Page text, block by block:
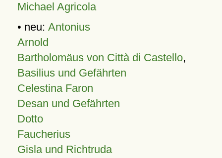
Michael Agricola
• neu: Antonius
Arnold
Bartholomäus von Città di Castello,
Basilius und Gefährten
Celestina Faron
Desan und Gefährten
Dotto
Faucherius
Gisla und Richtruda